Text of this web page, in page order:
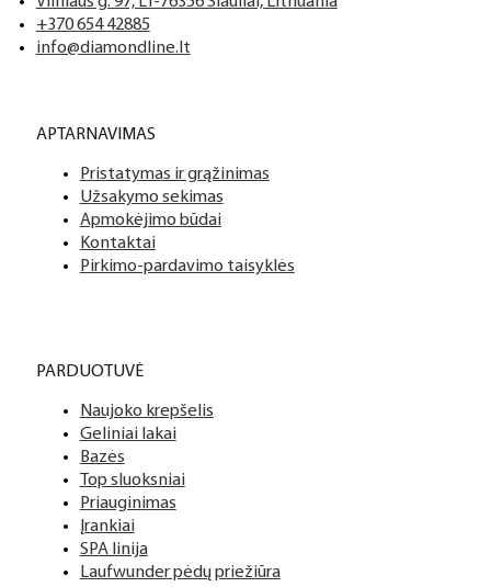
+370 654 42885
info@diamondline.lt
APTARNAVIMAS
Pristatymas ir grąžinimas
Užsakymo sekimas
Apmokėjimo būdai
Kontaktai
Pirkimo-pardavimo taisyklės
PARDUOTUVĖ
Naujoko krepšelis
Geliniai lakai
Bazės
Top sluoksniai
Priauginimas
Įrankiai
SPA linija
Laufwunder pėdų priežiūra